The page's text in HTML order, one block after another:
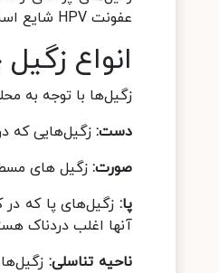
عفونت HPV شایع است و انواع مختلفی از این ویروس وجود دارد که برخی از آنها می‌توانند باعث ایجاد زگیل شوند.
انواع
زگیل‌ها با توجه به
دست: زگیل‌هایی که
صورت: زگیل های
پا: زگیل‌های پا که در
آنها اغلب دردناک
ناحیه تناسلی: